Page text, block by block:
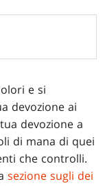
e si
devozione ai
devozione a
di mana di quei
che controlli.
sezione sugli dei